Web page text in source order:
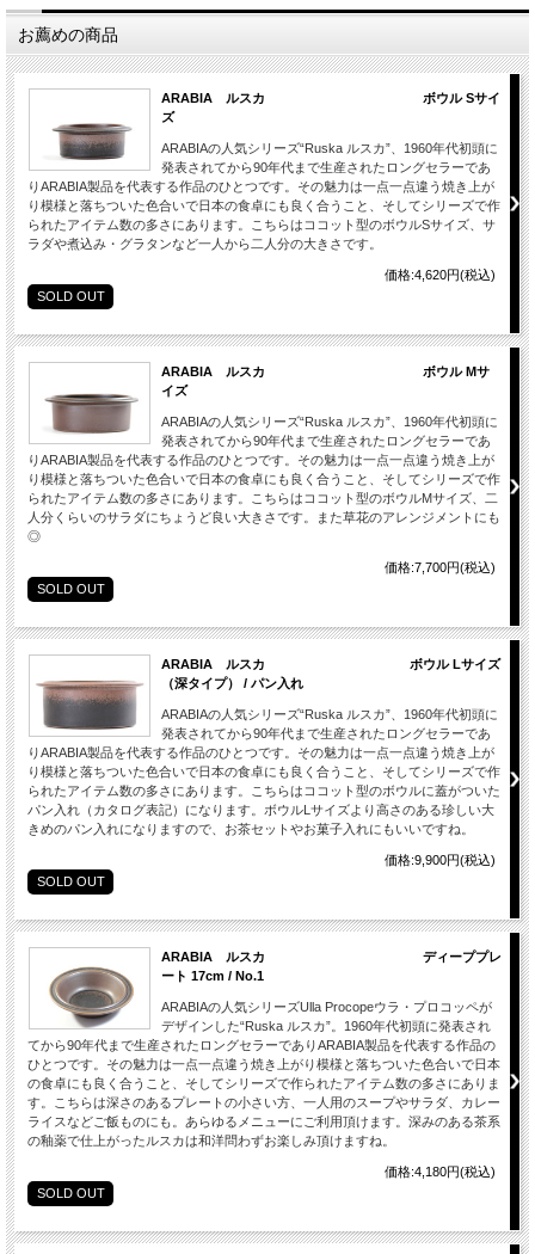
お薦めの商品
ARABIA ルスカ ボウル Sサイ
ズ
ARABIAの人気シリーズ“Ruska ルスカ”、1960年代初頭に
発表されてから90年代まで生産されたロングセラーであ
りARABIA製品を代表する作品のひとつです。その魅力は一点一点違う焼き上が
り模様と落ちついた色合いで日本の食卓にも良く合うこと、そしてシリーズで作
られたアイテム数の多さにあります。こちらはココット型のボウルSサイズ、サ
ラダや煮込み・グラタンなど一人から二人分の大きさです。
価格:4,620円(税込)
SOLD OUT
ARABIA ルスカ ボウル Mサ
イズ
ARABIAの人気シリーズ“Ruska ルスカ”、1960年代初頭に
発表されてから90年代まで生産されたロングセラーであ
りARABIA製品を代表する作品のひとつです。その魅力は一点一点違う焼き上が
り模様と落ちついた色合いで日本の食卓にも良く合うこと、そしてシリーズで作
られたアイテム数の多さにあります。こちらはココット型のボウルMサイズ、二
人分くらいのサラダにちょうど良い大きさです。また草花のアレンジメントにも
◎
価格:7,700円(税込)
SOLD OUT
ARABIA ルスカ ボウル Lサイズ
（深タイプ） / パン入れ
ARABIAの人気シリーズ“Ruska ルスカ”、1960年代初頭に
発表されてから90年代まで生産されたロングセラーであ
りARABIA製品を代表する作品のひとつです。その魅力は一点一点違う焼き上が
り模様と落ちついた色合いで日本の食卓にも良く合うこと、そしてシリーズで作
られたアイテム数の多さにあります。こちらはココット型のボウルに蓋がついた
パン入れ（カタログ表記）になります。ボウルLサイズより高さのある珍しい大
きめのパン入れになりますので、お茶セットやお菓子入れにもいいですね。
価格:9,900円(税込)
SOLD OUT
ARABIA ルスカ ディーププレ
ート 17cm / No.1
ARABIAの人気シリーズUlla Procopeウラ・プロコッペが
デザインした“Ruska ルスカ”。1960年代初頭に発表され
てから90年代まで生産されたロングセラーでありARABIA製品を代表する作品の
ひとつです。その魅力は一点一点違う焼き上がり模様と落ちついた色合いで日本
の食卓にも良く合うこと、そしてシリーズで作られたアイテム数の多さにありま
す。こちらは深さのあるプレートの小さい方、一人用のスープやサラダ、カレー
ライスなどご飯ものにも。あらゆるメニューにご利用頂けます。深みのある茶系
の釉薬で仕上がったルスカは和洋問わずお楽しみ頂けますね。
価格:4,180円(税込)
SOLD OUT